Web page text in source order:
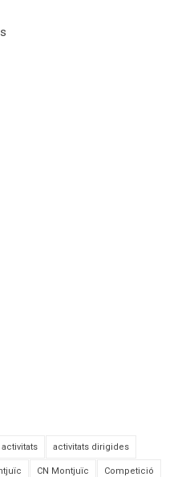
activitats activitats dirigides
CN Montjuïc Competició